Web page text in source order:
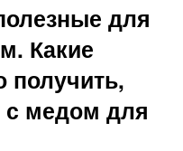
для
Какие
получить,
с медом для